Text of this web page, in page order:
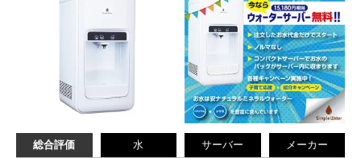
総合評価 水 サーバー メーカー